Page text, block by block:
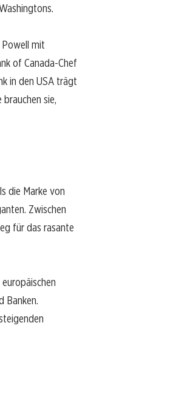
mit
of Canada-Chef
in den USA trägt
sie,
die Marke von
Zwischen
für das rasante
Banken.